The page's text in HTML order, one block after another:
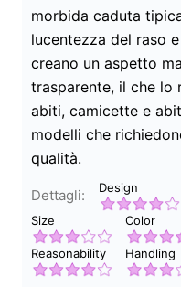
morbida caduta
lucentezza del raso
creano un aspetto
trasparente, il che lo
abiti, camicette e
modelli che
qualità.
Dettagli: Design
Size Color
Reasonability Handling